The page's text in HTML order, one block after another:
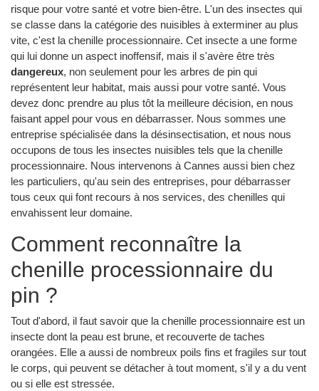
risque pour votre santé et votre bien-être. L'un des insectes qui
se classe dans la catégorie des nuisibles à exterminer au plus
vite, c'est la chenille processionnaire. Cet insecte a une forme
qui lui donne un aspect inoffensif, mais il s'avère être très
dangereux, non seulement pour les arbres de pin qui
représentent leur habitat, mais aussi pour votre santé. Vous
devez donc prendre au plus tôt la meilleure décision, en nous
faisant appel pour vous en débarrasser. Nous sommes une
entreprise spécialisée dans la désinsectisation, et nous nous
occupons de tous les insectes nuisibles tels que la chenille
processionnaire. Nous intervenons à Cannes aussi bien chez
les particuliers, qu'au sein des entreprises, pour débarrasser
tous ceux qui font recours à nos services, des chenilles qui
envahissent leur domaine.
Comment reconnaître la
chenille processionnaire du
pin ?
Tout d'abord, il faut savoir que la chenille processionnaire est un
insecte dont la peau est brune, et recouverte de taches
orangées. Elle a aussi de nombreux poils fins et fragiles sur tout
le corps, qui peuvent se détacher à tout moment, s'il y a du vent
ou si elle est stressée.